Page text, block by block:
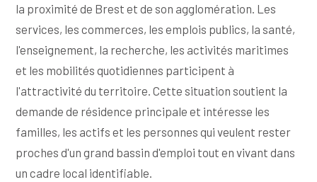
la proximité de Brest et de son agglomération. Les
services, les commerces, les emplois publics, la santé,
l'enseignement, la recherche, les activités maritimes
et les mobilités quotidiennes participent à
l'attractivité du territoire. Cette situation soutient la
demande de résidence principale et intéresse les
familles, les actifs et les personnes qui veulent rester
proches d'un grand bassin d'emploi tout en vivant dans
un cadre local identifiable.